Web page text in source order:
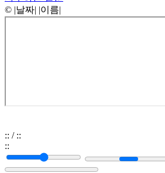
© |날짜| |이름|
:: / ::
::